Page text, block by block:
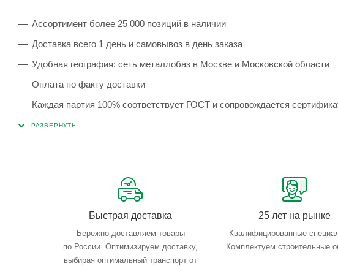
Ассортимент более 25 000 позиций в наличии
Доставка всего 1 день и самовывоз в день заказа
Удобная география: сеть металлобаз в Москве и Московской области
Оплата по факту доставки
Каждая партия 100% соответствует ГОСТ и сопровождается
Сервисные услуги: резка, гибка, металлообработка
Быстрая доставка
Бережно доставляем товары
по России. Оптимизируем доставку,
выбирая оптимальный транспорт от
25 лет на рынке
Квалифицированные
Комплектуем строительные